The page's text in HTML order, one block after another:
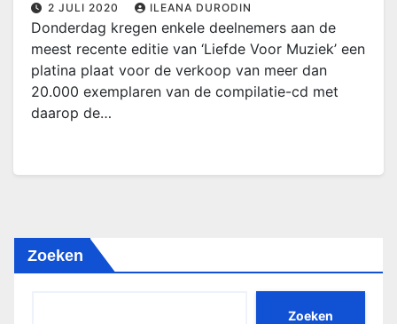
2 JULI 2020 ILEANA DURODIN
Donderdag kregen enkele deelnemers aan de
meest recente editie van ‘Liefde Voor Muziek’ een
platina plaat voor de verkoop van meer dan
20.000 exemplaren van de compilatie-cd met
daarop de…
Zoeken
Zoeken